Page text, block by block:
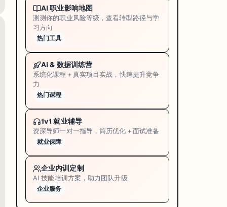
AI 职业影响地图
测测你的职业风险等级，查看转型路径与学
习方向
热门工具
AI & 数据训练营
系统化课程 + 真实项目实战，快速提升竞争
力
热门课程
1v1 就业辅导
资深导师一对一指导，简历优化 + 面试准备
就业保障
企业内训定制
AI 技能培训方案，助力团队升级
企业服务